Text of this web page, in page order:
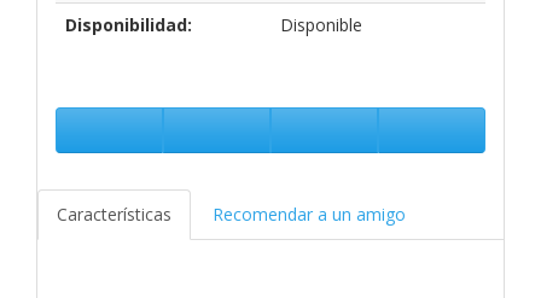
Disponibilidad:
Disponible
Características Recomendar a un amigo